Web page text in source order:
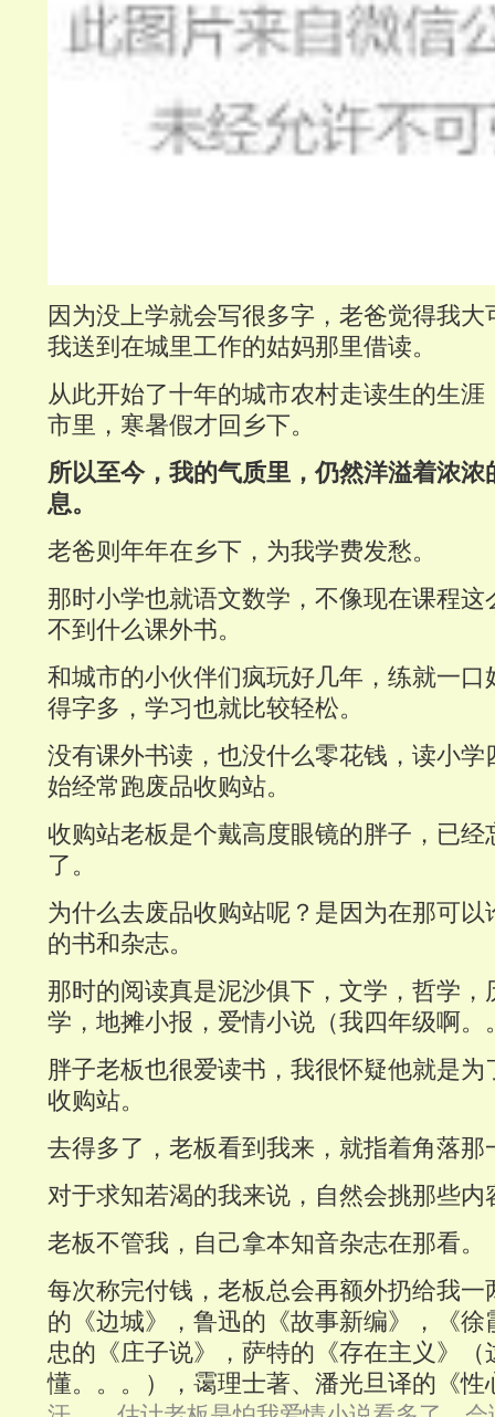
因为没上学就会写很多字，老爸觉得我
我送到在城里工作的姑妈那里借读。
从此开始了十年的城市农村走读生的生
市里，寒暑假才回乡下。
所以至今，我的气质里，仍然洋溢着浓浓
息。
老爸则年年在乡下，为我学费发愁。
那时小学也就语文数学，不像现在课程这
不到什么课外书。
和城市的小伙伴们疯玩好几年，练就一口
得字多，学习也就比较轻松。
没有课外书读，也没什么零花钱，读小学
始经常跑废品收购站。
收购站老板是个戴高度眼镜的胖子，已经
了。
为什么去废品收购站呢？是因为在那可以
的书和杂志。
那时的阅读真是泥沙俱下，文学，哲学，
学，地摊小报，爱情小说（我四年级啊。
胖子老板也很爱读书，我很怀疑他就是为
收购站。
去得多了，老板看到我来，就指着角落那
对于求知若渴的我来说，自然会挑那些内
老板不管我，自己拿本知音杂志在那看。
每次称完付钱，老板总会再额外扔给我一
的《边城》，鲁迅的《故事新编》，《徐
忠的《庄子说》，萨特的《存在主义》（
懂。。。），霭理士著、潘光旦译的《性